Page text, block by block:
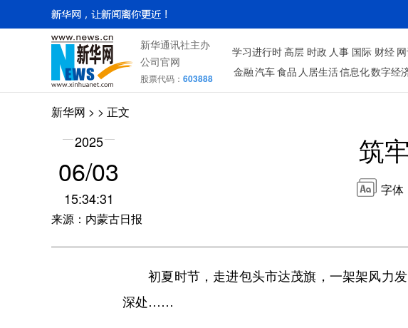
新华通讯社主办
公司官网
股票代码： 603888
学习进行时高层 时政 人事 国际 财经
金融汽车食品 人居生活信息化数字经
新华网 > > 正文
2025
06/03
15:34:31
来源：内蒙古日报
筑
字体
初夏时节，走进包头市达茂旗，一架架风力发
深处……